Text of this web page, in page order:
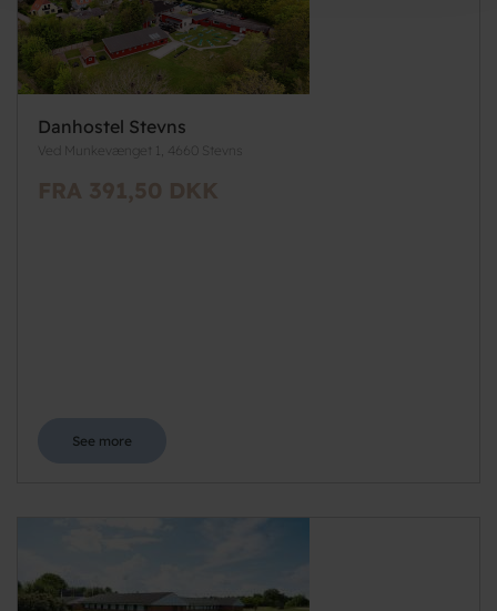
Danhostel Stevns
Ved Munkevænget 1, 4660 Stevns
FRA 391,50 DKK
See more